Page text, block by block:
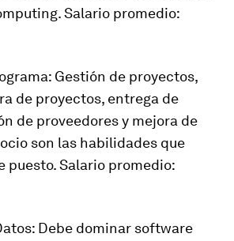
Salario promedio:
Gestión de proyectos,
de proyectos, entrega de
de proveedores y mejora de
son las habilidades que
puesto. Salario promedio:
Debe dominar software